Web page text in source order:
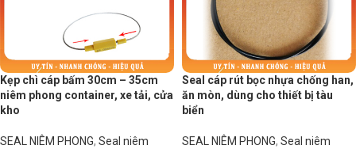
Kẹp chì cáp bấm 30cm – 35cm
niêm phong container, xe tải, cửa
kho
SEAL NIÊM PHONG, Seal niêm
Seal cáp rút bọc nhựa chống han,
ăn mòn, dùng cho thiết bị tàu
biển
SEAL NIÊM PHONG, Seal niêm